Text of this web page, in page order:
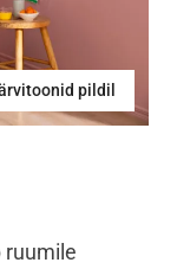
pildil
ruumile